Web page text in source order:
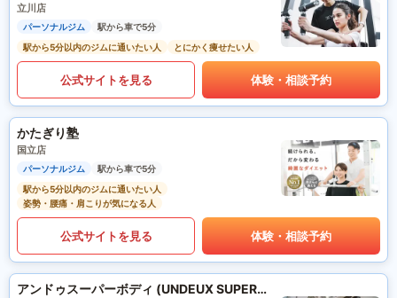
立川店
パーソナルジム
駅から車で5分
駅から5分以内のジムに通いたい人
とにかく痩せたい人
公式サイトを見る 体験・相談予約
かたぎり塾
国立店
パーソナルジム
駅から車で5分
駅から5分以内のジムに通いたい人
姿勢・腰痛・肩こりが気になる人
公式サイトを見る 体験・相談予約
アンドゥスーパーボディ (UNDEUX SUPERBODY)